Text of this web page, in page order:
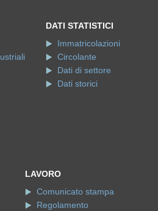
DATI STATISTICI
Immatricolazioni
Circolante
Dati di settore
Dati storici
LAVORO
Comunicato stampa
Regolamento